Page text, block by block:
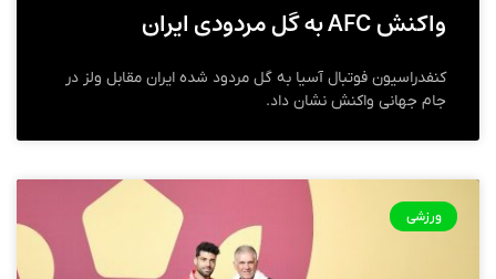
واکنش AFC به گل مردودی ایران
کنفدراسیون فوتبال آسیا به گل مردود شده ایران مقابل ولز در
جام جهانی واکنش نشان داد.
ورزشی